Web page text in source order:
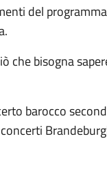
del
bisogna
barocco